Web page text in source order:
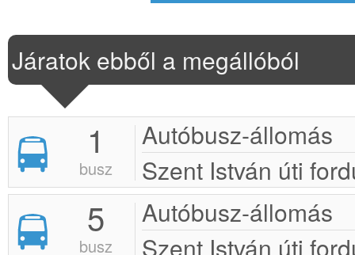
Járatok ebből a megállóból
1
busz
Autóbusz-állomás
Szent István úti
5
busz
Autóbusz-állomás
Szent István úti